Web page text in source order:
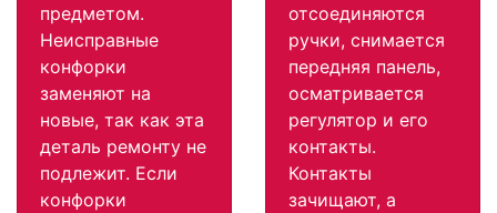
предметом.
Неисправные
конфорки
заменяют на
новые, так как эта
деталь ремонту не
подлежит. Если
конфорки
отсоединяются
ручки, снимается
передняя панель,
осматривается
регулятор и его
контакты.
Контакты
зачищают, а